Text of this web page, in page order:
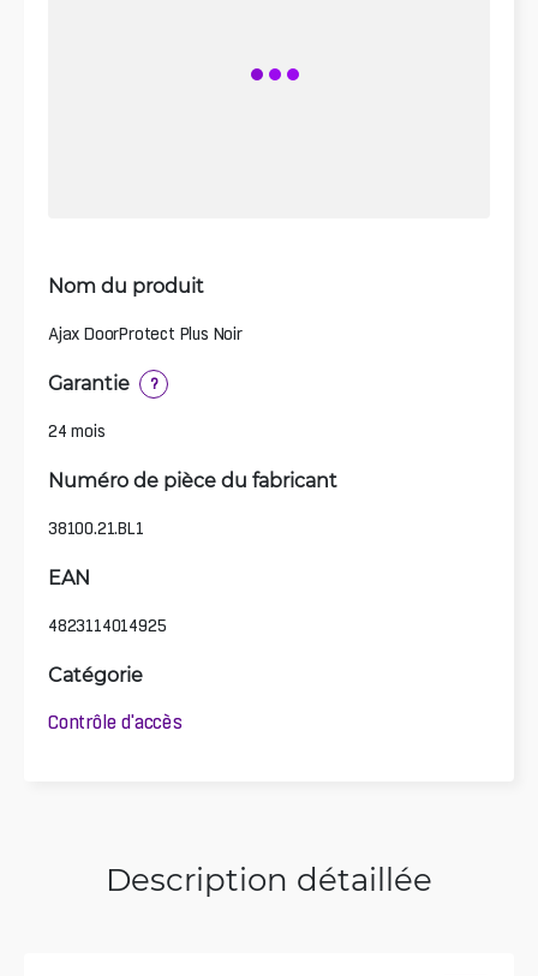
Nom du produit
Ajax DoorProtect Plus Noir
Garantie ?
24 mois
Numéro de pièce du fabricant
38100.21.BL1
EAN
4823114014925
Catégorie
Contrôle d'accès
Description détaillée